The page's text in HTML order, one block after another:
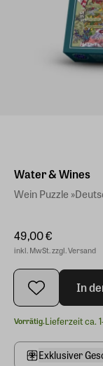
Water & Wines
Wein Puzzle
49,00 €
inkl. MwSt. zzgl. Versand
In
Vorrätig.Lieferzeit ca.
Exklusiver